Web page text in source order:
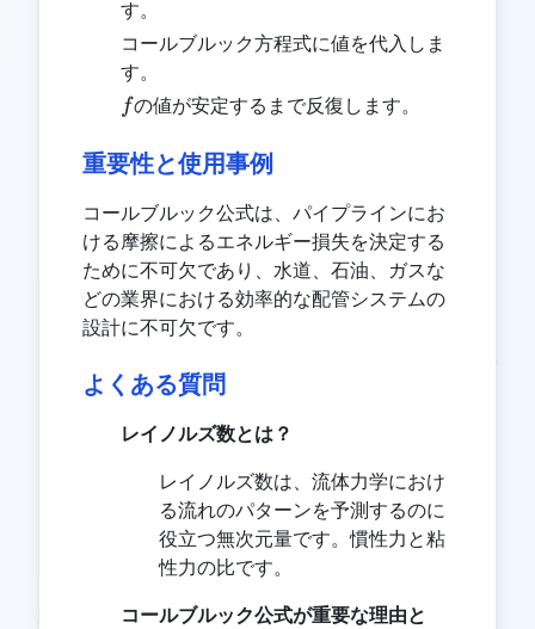
す。
コールブルック方程式に値を代入しま
す。
ffの値が安定するまで反復します。
重要性と使用事例
コールブルック公式は、パイプラインにお
ける摩擦によるエネルギー損失を決定する
ために不可欠であり、水道、石油、ガスな
どの業界における効率的な配管システムの
設計に不可欠です。
よくある質問
レイノルズ数とは？
レイノルズ数は、流体力学におけ
る流れのパターンを予測するのに
役立つ無次元量です。慣性力と粘
性力の比です。
コールブルック公式が重要な理由と